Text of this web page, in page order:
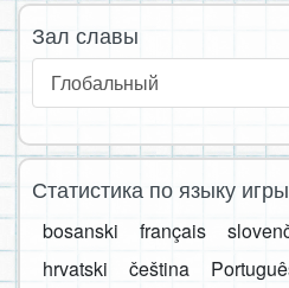
Зал славы
Глобальный
Статистика по языку игры
bosanski français
hrvatski
čeština